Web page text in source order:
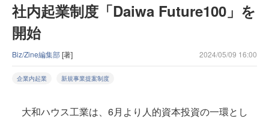
社内起業制度「Daiwa Future100」を
開始
Biz/Zine編集部[著] 2024/05/09 16:00
企業内起業 新規事業提案制度
大和ハウス工業は、6月より人的資本投資の一環とし